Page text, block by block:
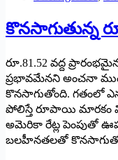
కొనసాగుతున్న
రూ.81.52 వద్ద
‌ప్రభావమేనని అంచనా
కొనసాగుతోంది. గతంలో
పోలిస్తే రూపాయి మారకం
అమెరికా రేట్ల పెంపుతో
బలహీనతలతో